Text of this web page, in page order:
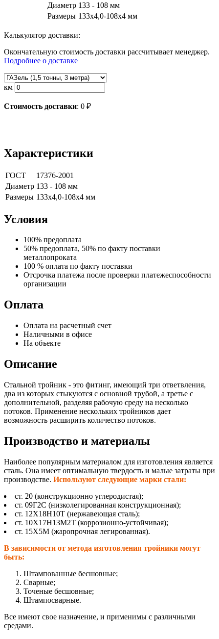
Диаметр 133 - 108 мм
Размеры 133х4,0-108х4 мм
Калькулятор доставки:
Окончательную стоимость доставки рассчитывает менеджер.
Подробнее о доставке
км
Стоимость доставки: 0 ₽
Характеристики
ГОСТ
17376-2001
Диаметр 133 - 108 мм
Размеры 133х4,0-108х4 мм
Условия
100% предоплата
50% предоплата, 50% по факту поставки
металлопроката
100 % оплата по факту поставки
Отсрочка платежа после проверки платежеспособности
организации
Оплата
Оплата на расчетный счет
Наличными в офисе
На объекте
Описание
Стальной тройник - это фитинг, имеющий три ответвления,
два из которых стыкуются с основной трубой, а третье с
дополнительной, разделяя рабочую среду на несколько
потоков. Применение нескольких тройников дает
возможность расширить количество потоков.
Производство и материалы
Наиболее популярным материалом для изготовления является
сталь. Она имеет оптимальную твердость и малые затраты при
производстве. Используют следующие марки стали:
ст. 20 (конструкционно углеродистая);
ст. 09Г2С (низколегированная конструкционная);
ст. 12Х18Н10Т (нержавеющая сталь);
ст. 10Х17Н13М2Т (коррозионно-устойчивая);
ст. 15Х5М (жаропрочная легированная).
В зависимости от метода изготовления тройники могут
быть:
Штампованные бесшовные;
Сварные;
Точеные бесшовные;
Штампосварные.
Все имеют свое назначение, и применимы с различными
средами.